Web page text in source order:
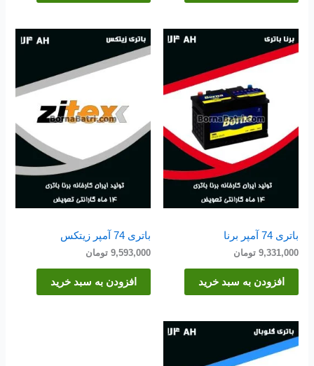
باتری 74 آمپر برنا
9,331,000 تومان
افزودن به سبد خرید
باتری 74 آمپر زیتکس
9,593,000 تومان
افزودن به سبد خرید